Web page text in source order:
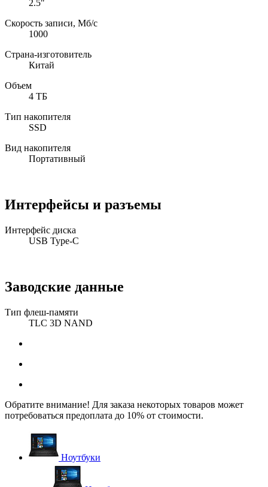
2.5"
Скорость записи, Мб/с
1000
Страна-изготовитель
Китай
Объем
4 ТБ
Тип накопителя
SSD
Вид накопителя
Портативный
Интерфейсы и разъемы
Интерфейс диска
USB Type-C
Заводские данные
Тип флеш-памяти
TLC 3D NAND
Обратите внимание! Для заказа некоторых товаров может
потребоваться предоплата до 10% от стоимости.
Ноутбуки